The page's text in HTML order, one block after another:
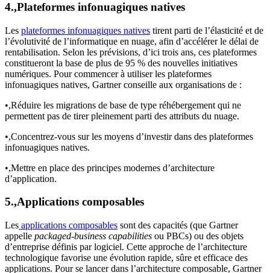
4.,Plateformes infonuagiques natives
Les plateformes infonuagiques natives tirent parti de l’élasticité et de
l’évolutivité de l’informatique en nuage, afin d’accélérer le délai de
rentabilisation. Selon les prévisions, d’ici trois ans, ces plateformes
constitueront la base de plus de 95 % des nouvelles initiatives
numériques. Pour commencer à utiliser les plateformes
infonuagiques natives, Gartner conseille aux organisations de :
•,Réduire les migrations de base de type réhébergement qui ne
permettent pas de tirer pleinement parti des attributs du nuage.
•,Concentrez-vous sur les moyens d’investir dans des plateformes
infonuagiques natives.
•,Mettre en place des principes modernes d’architecture
d’application.
5.,Applications composables
Les applications composables sont des capacités (que Gartner
appelle packaged-business capabilities ou PBCs) ou des objets
d’entreprise définis par logiciel. Cette approche de l’architecture
technologique favorise une évolution rapide, sûre et efficace des
applications. Pour se lancer dans l’architecture composable, Gartner